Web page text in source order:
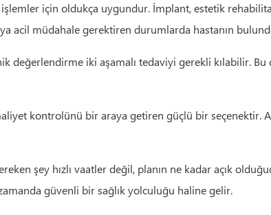
için oldukça uygundur. İmplant, estetik
acil müdahale gerektiren durumlarda hastanın
değerlendirme iki aşamalı tedaviyi gerekli kılabilir.
kontrolünü bir araya getiren güçlü bir seçenektir.
şey hızlı vaatler değil, planın ne kadar açık
güvenli bir sağlık yolculuğu haline gelir.